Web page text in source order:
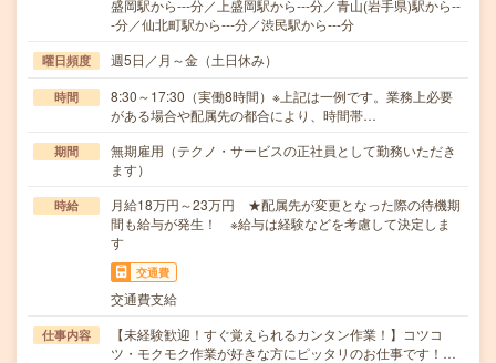
盛岡駅から---分／上盛岡駅から---分／青山(岩手県)駅から--
-分／仙北町駅から---分／渋民駅から---分
曜日頻度 週5日／月～金（土日休み）
時間
8:30～17:30（実働8時間）※上記は一例です。業務上必要
がある場合や配属先の都合により、時間帯…
期間
無期雇用（テクノ・サービスの正社員として勤務いただき
ます）
時給
月給18万円～23万円 ★配属先が変更となった際の待機期
間も給与が発生！ ※給与は経験などを考慮して決定しま
す
交通費
交通費支給
仕事内容
【未経験歓迎！すぐ覚えられるカンタン作業！】コツコ
ツ・モクモク作業が好きな方にピッタリのお仕事です！…